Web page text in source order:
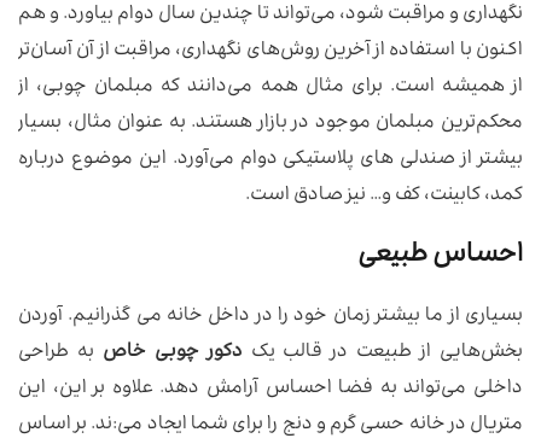
نگهداری و مراقبت شود، می‌تواند تا چندین سال دوام بیاورد. و هم
اکنون با استفاده از آخرین روش‌های نگهداری، مراقبت از آن آسان‌تر
از همیشه است. برای مثال همه می‌دانند که مبلمان چوبی، از
محکم‌ترین مبلمان موجود در بازار هستند. به عنوان مثال، بسیار
بیشتر از صندلی های پلاستیکی دوام می‌آورد. این موضوع درباره
کمد، کابینت، کف و… نیز صادق است.
احساس طبیعی
بسیاری از ما بیشتر زمان خود را در داخل خانه می گذرانیم. آوردن
بخش‌هایی از طبیعت در قالب یک دکور چوبی خاص به طراحی
داخلی می‌تواند به فضا احساس آرامش دهد. علاوه بر این، این
متریال در خانه حسی گرم و دنج را برای شما ایجاد می‌:ند. بر اساس